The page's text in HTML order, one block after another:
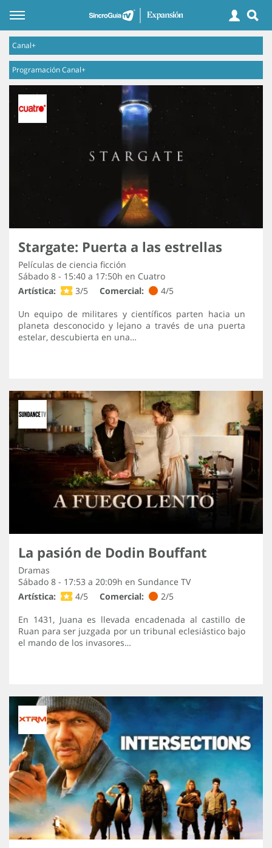
Canal+
Programación Canal+
Stargate: Puerta a las estrellas
Películas de ciencia ficción
Sábado 8 - 15:40 a 17:50h en Cuatro
Artística:
3/5 Comercial:
4/5
Un equipo de militares y científicos parten hacia un
planeta desconocido y lejano a través de una puerta
estelar, descubierta en una…
La pasión de Dodin Bouffant
Dramas
Sábado 8 - 17:53 a 20:09h en Sundance TV
Artística:
4/5 Comercial:
2/5
En 1431, Juana es llevada encadenada al castillo de
Ruan para ser juzgada por un tribunal eclesiástico bajo
el mando de los invasores…